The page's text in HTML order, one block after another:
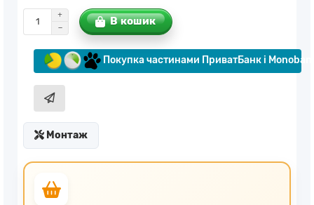
В кошик
Покупка частинами ПриватБанк і
Монтаж